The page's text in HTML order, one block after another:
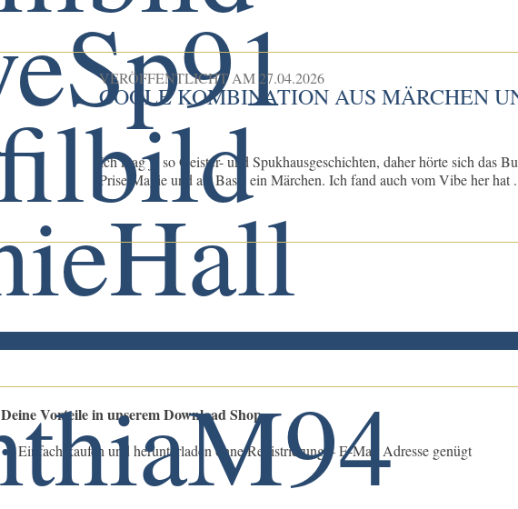
VERÖFFENTLICHT AM 27.04.2026
COOLE KOMBINATION AUS MÄRCHEN
Ich mag ja so Geister- und Spukhausgeschichten, daher hörte sich das
Prise Magie und als Basis ein Märchen. Ich fand auch vom Vibe her hat
Deine Vorteile in unserem Download Shop
Einfach kaufen und herunterladen ohne Registrierung – E-Mail Adresse genügt